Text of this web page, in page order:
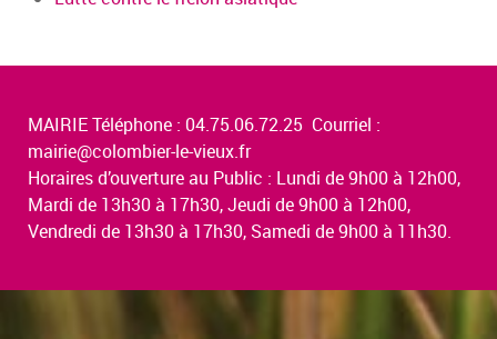
MAIRIE Téléphone : 04.75.06.72.25 Courriel :
mairie@colombier-le-vieux.fr
Horaires d’ouverture au Public : Lundi de 9h00 à 12h00,
Mardi de 13h30 à 17h30, Jeudi de 9h00 à 12h00,
Vendredi de 13h30 à 17h30, Samedi de 9h00 à 11h30.